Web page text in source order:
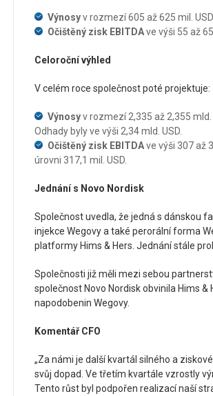
Výnosyv rozmezí 605 až 625 mil.
Očištěný zisk EBITDAve výši 55 až
Celoroční výhled
V celém roce společnost poté projektuje:
Výnosyv rozmezí 2,335 až 2,355
Odhady byly ve výši 2,34 mld. USD.
Očištěný zisk EBITDAve výši 307 až
úrovni 317,1 mil. USD.
Jednání s Novo Nordisk
Společnost uvedla, že jedná s dánskou
injekce Wegovy a také perorální forma
platformy Hims & Hers. Jednání stále
Společnosti již měli mezi sebou
společnost Novo Nordisk obvinila Hims
napodobenin Wegovy.
Komentář CFO
„Za námi je další kvartál silného a
svůj dopad. Ve třetím kvartále vzrostly
Tento růst byl podpořen realizací naší